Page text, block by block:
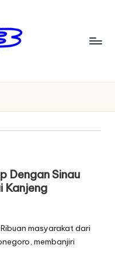
Dengan Sinau
Kanjeng
masyarakat dari
membanjiri